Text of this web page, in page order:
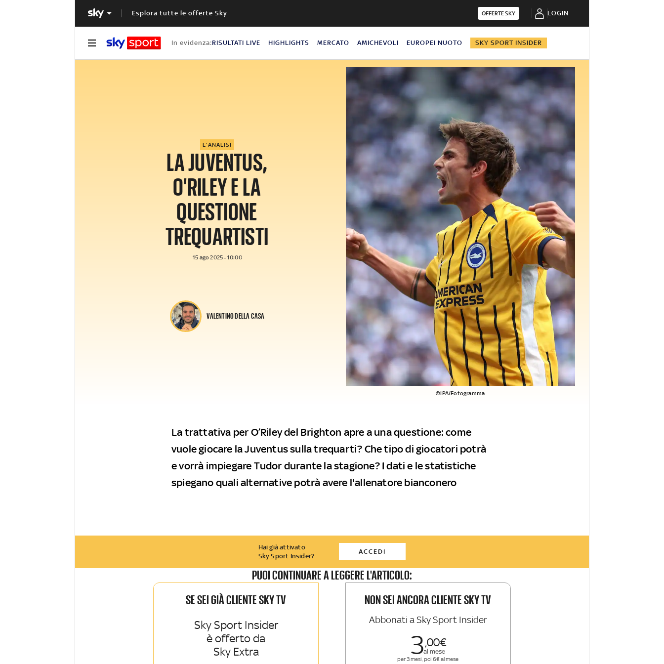
Esplora tutte le offerte Sky OFFERTE SKY LOGIN
In evidenza:RISULTATI LIVE HIGHLIGHTS MERCATO AMICHEVOLI EUROPEI NUOTO SKY SPORT INSIDER
L'ANALISI
LA JUVENTUS,
O'RILEY E LA
QUESTIONE
TREQUARTISTI
15 ago 2025 - 10:00
VALENTINO DELLA CASA
©IPA/Fotogramma
La trattativa per O’Riley del Brighton apre a una questione: come
vuole giocare la Juventus sulla trequarti? Che tipo di giocatori potrà
e vorrà impiegare Tudor durante la stagione? I dati e le statistiche
spiegano quali alternative potrà avere l'allenatore bianconero
Hai già attivato
Sky Sport Insider?
ACCEDI
PUOI CONTINUARE A LEGGERE L'ARTICOLO:
SE SEI GIÀ CLIENTE SKY TV
Sky Sport Insider
è offerto da
Sky Extra
NON SEI ANCORA CLIENTE SKY TV
Abbonati a Sky Sport Insider
300
al mese
per 3 mesi, poi 6€ al mese